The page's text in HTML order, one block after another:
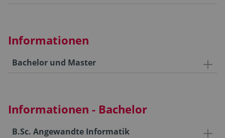
Informationen
Bachelor und Master
Informationen - Bachelor
B.Sc. Angewandte Informatik